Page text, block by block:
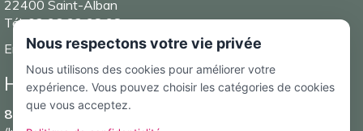
22400 Saint-Alban
Tél. 02 96 32 98 98
Email :mairie@saintalban.fr
Horaires d’ouverture de la Mairie
8h30-12h et 13h30-17h15
Nous respectons votre vie privée
Nous utilisons des cookies pour améliorer votre
expérience. Vous pouvez choisir les catégories de cookies
que vous acceptez.